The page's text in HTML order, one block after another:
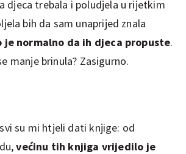
djeca trebala i poludjela u rijetkim
bih da sam unaprijed znala
je normalno da ih djeca propuste.
manje brinula? Zasigurno.
su mi htjeli dati knjige: od
većinu tih knjiga vrijedilo je